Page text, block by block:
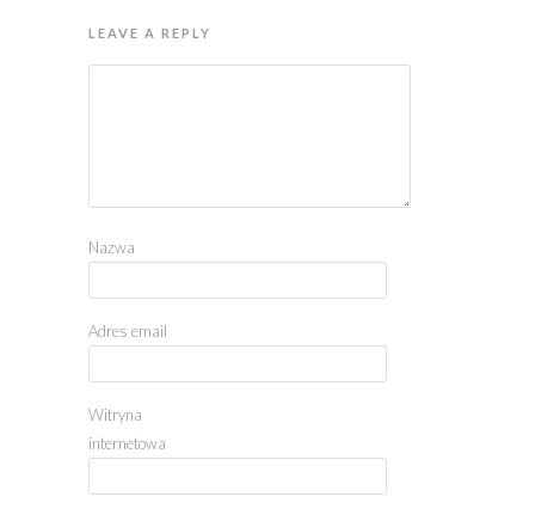
LEAVE A REPLY
Nazwa
Adres email
Witryna
internetowa